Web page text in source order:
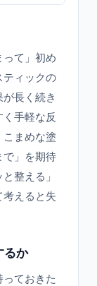
て」初め
ティックの
長く続き
手軽な反
まめな塗
で」を期待
整える」
えると失
るか
ておきた